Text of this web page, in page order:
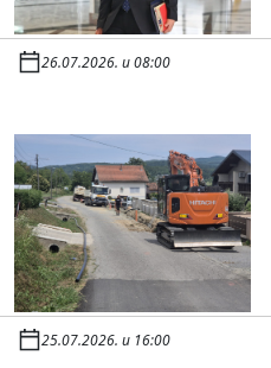
26.07.2026. u 08:00
25.07.2026. u 16:00